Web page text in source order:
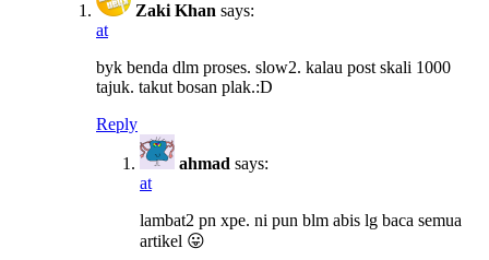
Zaki Khan says:
at
byk benda dlm proses. slow2. kalau post skali 1000
tajuk. takut bosan plak.:D
Reply
ahmad says:
at
lambat2 pn xpe. ni pun blm abis lg baca semua
artikel 😛